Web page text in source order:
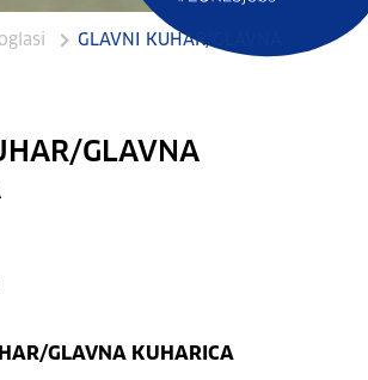
GLAVNI KUHAR/GLAVNA
GLAVNA
GLAVNA KUHARICA